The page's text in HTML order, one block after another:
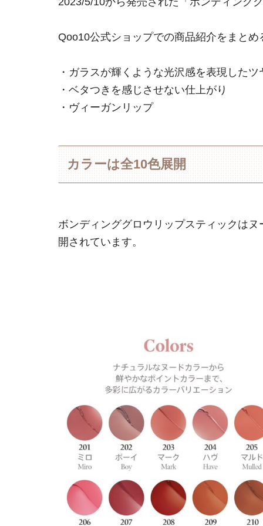
Qoo10公式ショップでの商品紹介をまと
・ガラスが輝くような光沢感を表現した
・ベタつきを感じさせない仕上がり
・ヴィーガンリップ
カラーは全10色展開
ボンディンググロウリップスティックは
開されています。